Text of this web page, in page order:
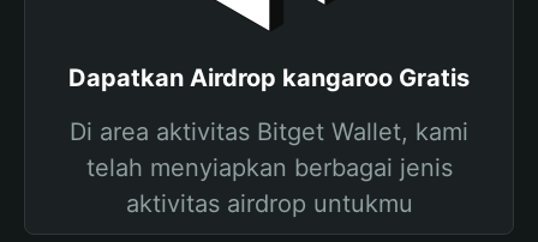
Dapatkan Airdrop kangaroo Gratis
Di area aktivitas Bitget Wallet, kami
telah menyiapkan berbagai jenis
aktivitas airdrop untukmu